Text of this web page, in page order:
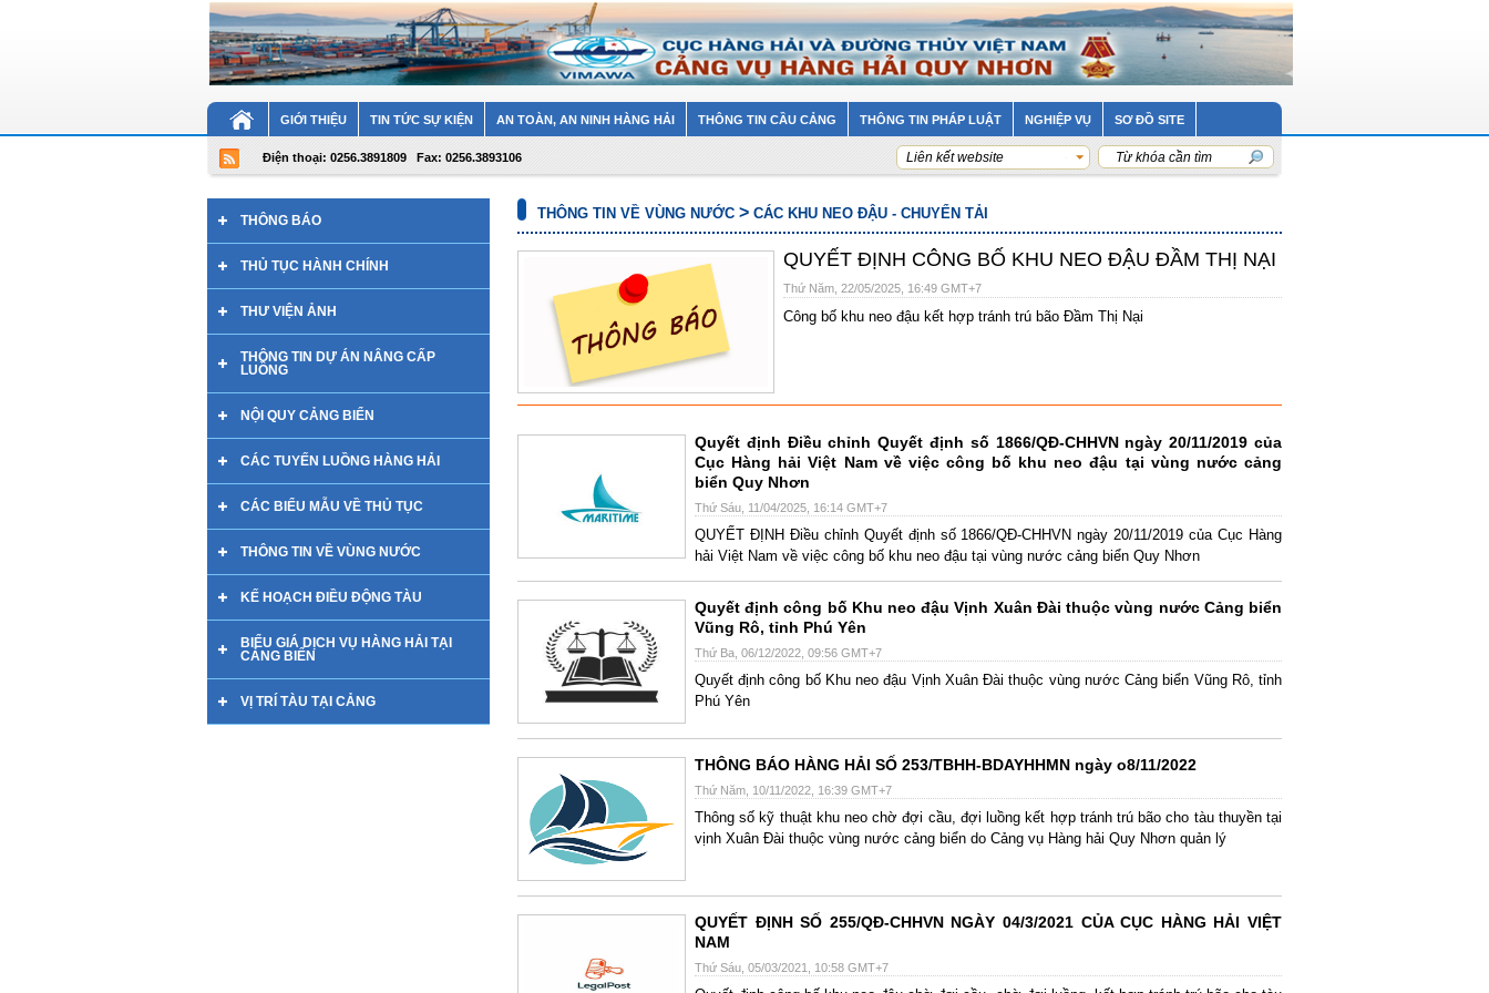
GIỚI THIỆU TIN TỨC SỰ KIỆN AN TOÀN, AN NINH HÀNG HẢI THÔNG TIN CẦU CẢNG THÔNG TIN PHÁP LUẬT NGHIỆP VỤ SƠ ĐỒ SITE
Điện thoại: 0256.3891809 Fax: 0256.3893106 Liên kết website
THÔNG BÁO
THỦ TỤC HÀNH CHÍNH
THƯ VIỆN ẢNH
THÔNG TIN DỰ ÁN NÂNG CẤP
LUỒNG
NỘI QUY CẢNG BIỂN
CÁC TUYẾN LUỒNG HÀNG HẢI
CÁC BIỂU MẪU VỀ THỦ TỤC
THÔNG TIN VỀ VÙNG NƯỚC
KẾ HOẠCH ĐIỀU ĐỘNG TÀU
BIỂU GIÁ DỊCH VỤ HÀNG HẢI TẠI
CẢNG BIỂN
VỊ TRÍ TÀU TẠI CẢNG
THÔNG TIN VỀ VÙNG NƯỚC > CÁC KHU NEO ĐẬU - CHUYỂN TẢI
QUYẾT ĐỊNH CÔNG BỐ KHU NEO ĐẬU ĐẦM THỊ NẠI
Thứ Năm, 22/05/2025, 16:49 GMT+7
Công bố khu neo đậu kết hợp tránh trú bão Đầm Thị Nại
Quyết định Điều chỉnh Quyết định số 1866/QĐ-CHHVN ngày 20/11/2019 của
Cục Hàng hải Việt Nam về việc công bố khu neo đậu tại vùng nước cảng
biển Quy Nhơn
Thứ Sáu, 11/04/2025, 16:14 GMT+7
QUYẾT ĐỊNH Điều chỉnh Quyết định số 1866/QĐ-CHHVN ngày 20/11/2019 của Cục Hàng
hải Việt Nam về việc công bố khu neo đậu tại vùng nước cảng biển Quy Nhơn
Quyết định công bố Khu neo đậu Vịnh Xuân Đài thuộc vùng nước Cảng biển
Vũng Rô, tỉnh Phú Yên
Thứ Ba, 06/12/2022, 09:56 GMT+7
Quyết định công bố Khu neo đậu Vịnh Xuân Đài thuộc vùng nước Cảng biển Vũng Rô, tỉnh
Phú Yên
THÔNG BÁO HÀNG HẢI SỐ 253/TBHH-BDAYHHMN ngày o8/11/2022
Thứ Năm, 10/11/2022, 16:39 GMT+7
Thông số kỹ thuật khu neo chờ đợi cầu, đợi luồng kết hợp tránh trú bão cho tàu thuyền tại
vịnh Xuân Đài thuộc vùng nước cảng biển do Cảng vụ Hàng hải Quy Nhơn quản lý
QUYẾT ĐỊNH SỐ 255/QĐ-CHHVN NGÀY 04/3/2021 CỦA CỤC HÀNG HẢI VIỆT
NAM
Thứ Sáu, 05/03/2021, 10:58 GMT+7